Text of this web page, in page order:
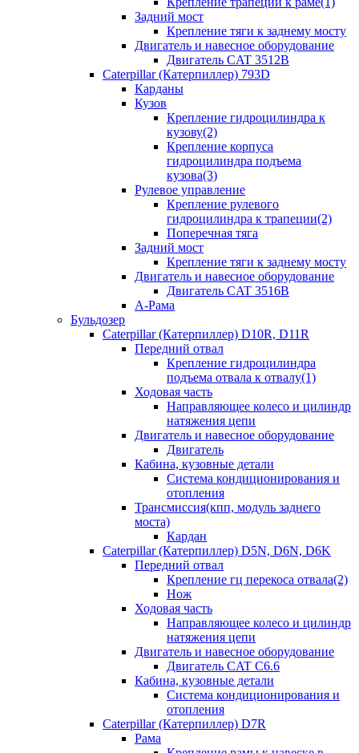
Задний мост
Крепление тяги к заднему мосту
Двигатель и навесное оборудование
Двигатель CAT 3512B
Caterpillar (Катерпиллер) 793D
Карданы
Кузов
Крепление гидроцилиндра к
кузову(2)
Крепление корпуса
гидроцилиндра подъема
кузова(3)
Рулевое управление
Крепление рулевого
гидроцилиндра к трапеции(2)
Поперечная тяга
Задний мост
Крепление тяги к заднему мосту
Двигатель и навесное оборудование
Двигатель CAT 3516B
А-Рама
Бульдозер
Caterpillar (Катерпиллер) D10R, D11R
Передний отвал
Крепление гидроцилиндра
подъема отвала к отвалу(1)
Ходовая часть
Направляющее колесо и цилиндр
натяжения цепи
Двигатель и навесное оборудование
Двигатель
Кабина, кузовные детали
Система кондиционирования и
отопления
Трансмиссия(кпп, модуль заднего
моста)
Кардан
Caterpillar (Катерпиллер) D5N, D6N, D6K
Передний отвал
Крепление гц перекоса отвала(2)
Нож
Ходовая часть
Направляющее колесо и цилиндр
натяжения цепи
Двигатель и навесное оборудование
Двигатель CAT C6.6
Кабина, кузовные детали
Система кондиционирования и
отопления
Caterpillar (Катерпиллер) D7R
Рама